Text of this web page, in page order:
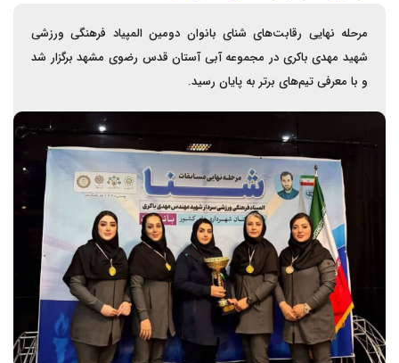
مرحله نهایی رقابت‌های شنای بانوان دومین المپیاد فرهنگی ورزشی
شهید مهدی باکری در مجموعه آبی آستان قدس رضوی مشهد برگزار شد
و با معرفی تیم‌های برتر به پایان رسید.